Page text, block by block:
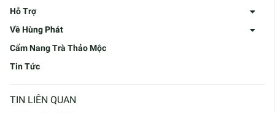
Hỗ Trợ
Về Hùng Phát
Cẩm Nang Trà Thảo Mộc
Tin Tức
TIN LIÊN QUAN